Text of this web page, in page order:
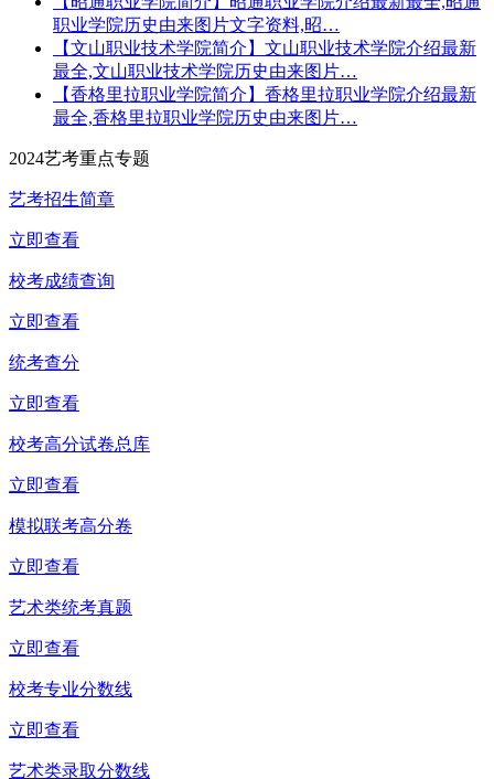
职业学院历史由来图片文字资料,昭…
【文山职业技术学院简介】文山职业技术学院介绍最新
最全,文山职业技术学院历史由来图片…
【香格里拉职业学院简介】香格里拉职业学院介绍最新
最全,香格里拉职业学院历史由来图片…
2024艺考重点专题
艺考招生简章
立即查看
校考成绩查询
立即查看
统考查分
立即查看
校考高分试卷总库
立即查看
模拟联考高分卷
立即查看
艺术类统考真题
立即查看
校考专业分数线
立即查看
艺术类录取分数线